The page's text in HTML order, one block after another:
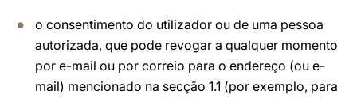
o consentimento do utilizador ou de uma pessoa
autorizada, que pode revogar a qualquer momento
por e-mail ou por correio para o endereço (ou e-
mail) mencionado na secção 1.1 (por exemplo, para